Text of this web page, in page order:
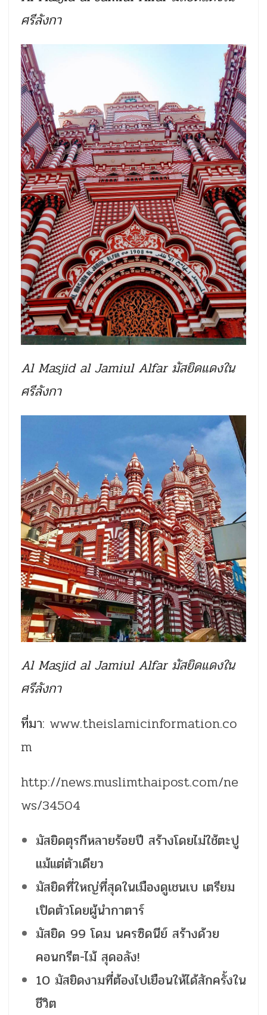
ศรีลังกา
Al Masjid al Jamiul Alfar มัสยิดแดงใน
ศรีลังกา
Al Masjid al Jamiul Alfar มัสยิดแดงใน
ศรีลังกา
ที่มา: www.theislamicinformation.co
m
http://news.muslimthaipost.com/ne
ws/34504
มัสยิดตุรกีหลายร้อยปี สร้างโดยไม่ใช้ตะปู
แม้แต่ตัวเดียว
มัสยิดที่ใหญ่ที่สุดในเมืองดูเชนเบ เตรียม
เปิดตัวโดยผู้นำกาตาร์
มัสยิด 99 โดม นครซิดนีย์ สร้างด้วย
คอนกรีต-ไม้ สุดอลัง!
10 มัสยิดงามที่ต้องไปเยือนให้ได้สักครั้งใน
ชีวิต